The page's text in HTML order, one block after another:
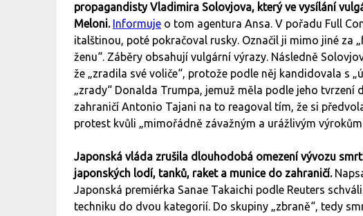
propagandisty Vladimira Solovjova, který ve vysílání
Meloni. Informuje o tom agentura Ansa. V pořadu Full
italštinou, poté pokračoval rusky. Označil ji mimo jiné za
ženu“. Záběry obsahují vulgární výrazy. Následně
že „zradila své voliče“, protože podle něj kandidovala s
„zrady“ Donalda Trumpa, jemuž měla podle jeho
zahraničí Antonio Tajani na to reagoval tím, že si
protest kvůli „mimořádně závažným a urážlivým
Japonská vláda zrušila dlouhodobá omezení vývozu
japonských lodí, tanků, raket a munice do zahraničí.
Japonská premiérka Sanae Takaichi podle Reuters
techniku do dvou kategorií. Do skupiny „zbraně“, tedy